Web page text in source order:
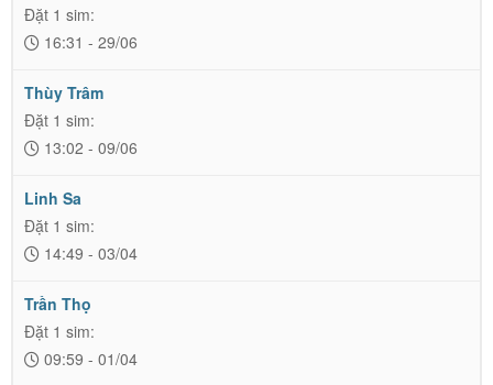
Đặt 1 sim:
16:31 - 29/06
Thùy Trâm
Đặt 1 sim:
13:02 - 09/06
Linh Sa
Đặt 1 sim:
14:49 - 03/04
Trần Thọ
Đặt 1 sim:
09:59 - 01/04